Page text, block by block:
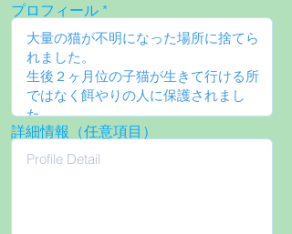
プロフィール
詳細情報（任意項目）